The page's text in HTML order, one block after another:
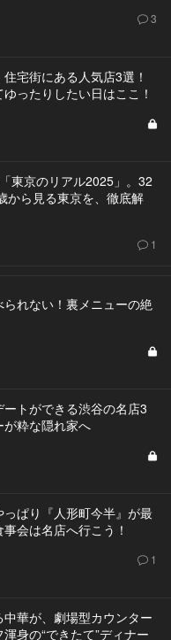
3
宅街にある人気店3選！
ったりしたい日はここ！
東京のリアル2025」。32
から見る東京を、徹底解
1
れない！裏メニューの絶
トができる渋谷の名店3
粋な隠れ家へ
ぱり『人形町今半』が最
会は名店へ行こう！
1
華が、劇場型カウンター
身の“できたて”ディナー